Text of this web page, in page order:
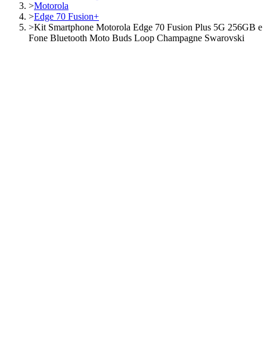
>Motorola
>Edge 70 Fusion+
>Kit Smartphone Motorola Edge 70 Fusion Plus 5G 256GB e
Fone Bluetooth Moto Buds Loop Champagne Swarovski